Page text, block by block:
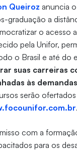
Queiroz anuncia
graduação a
o acesso
pela Unifor,
o Brasil e até do
suas carreiras
às
serão
.
com a
para os